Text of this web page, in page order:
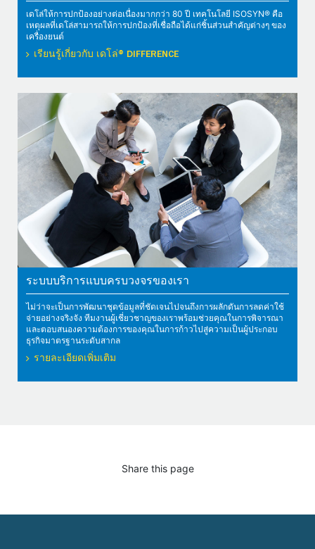
เดโล่ให้การปกป้องอย่างต่อเนื่องมากกว่า 80 ปี เทคโนโลยี ISOSYN® คือ
เหตุผลที่เดโล่สามารถให้การปกป้องที่เชื่อถือได้แก่ชิ้นส่วนสำคัญต่างๆ ของ
เครื่องยนต์
เรียนรู้เกี่ยวกับ เดโล่® DIFFERENCE
ระบบบริการแบบครบวงจรของเรา
ไม่ว่าจะเป็นการพัฒนาชุดข้อมูลที่ชัดเจนไปจนถึงการผลักดันการลดค่าใช้
จ่ายอย่างจริงจัง ทีมงานผู้เชี่ยวชาญของเราพร้อมช่วยคุณในการพิจารณา
และตอบสนองความต้องการของคุณในการก้าวไปสู่ความเป็นผู้ประกอบ
ธุรกิจมาตรฐานระดับสากล
รายละเอียดเพิ่มเติม
Share this page